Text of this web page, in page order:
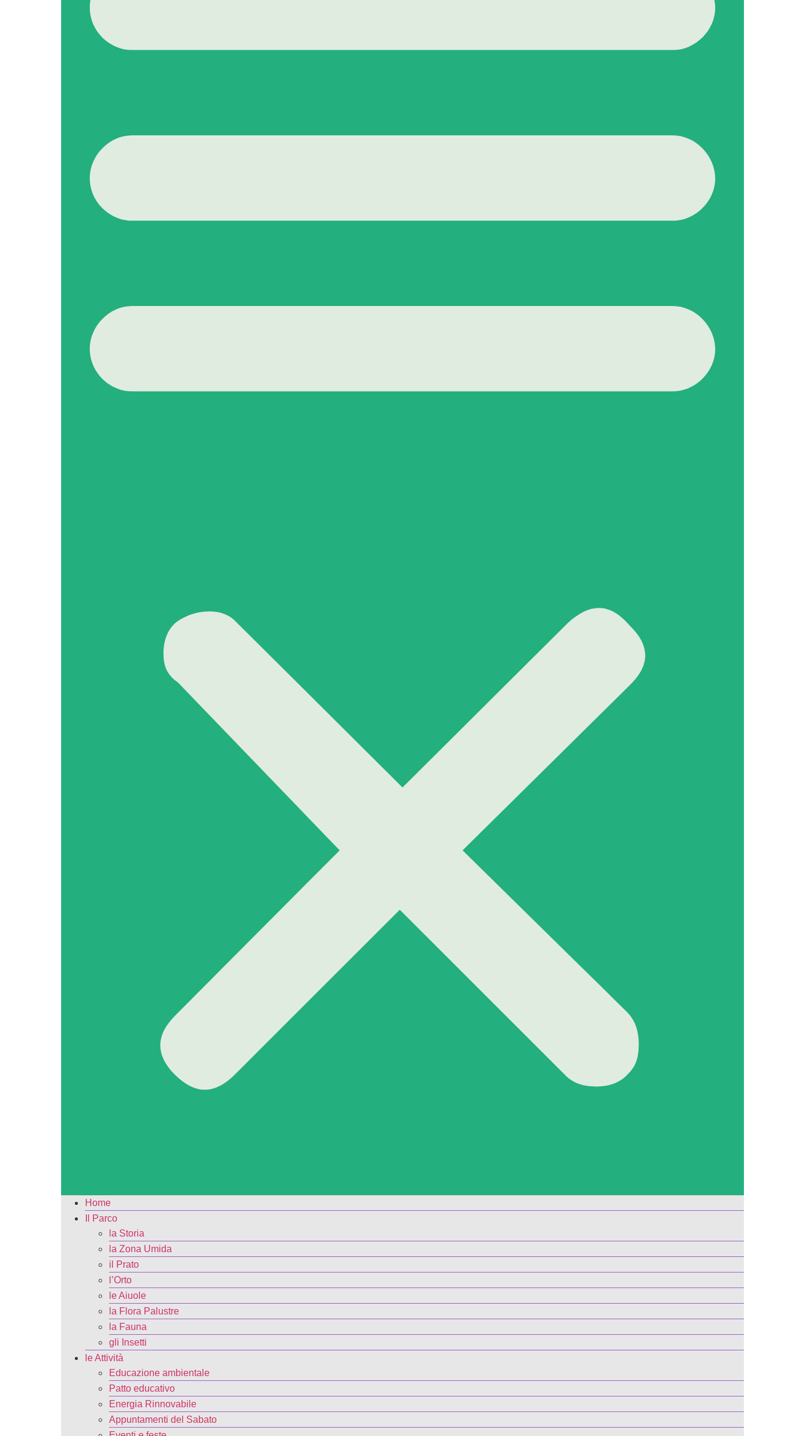
Home
Il Parco
la Storia
la Zona Umida
il Prato
l’Orto
le Aiuole
la Flora Palustre
la Fauna
gli Insetti
le Attività
Educazione ambientale
Patto educativo
Energia Rinnovabile
Appuntamenti del Sabato